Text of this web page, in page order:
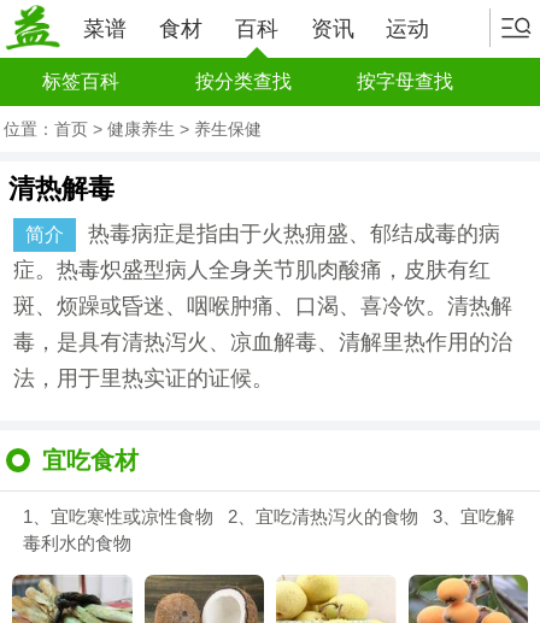
菜谱 食材 百科 资讯 运动
标签百科 按分类查找 按字母查找
位置： 首页 > 健康养生 > 养生保健
清热解毒
简介
热毒病症是指由于火热痈盛、郁结成毒的病
症。热毒炽盛型病人全身关节肌肉酸痛，皮肤有红
斑、烦躁或昏迷、咽喉肿痛、口渴、喜冷饮。清热解
毒，是具有清热泻火、凉血解毒、清解里热作用的治
法，用于里热实证的证候。
宜吃食材
1、宜吃寒性或凉性食物 2、宜吃清热泻火的食物 3、宜吃解
毒利水的食物